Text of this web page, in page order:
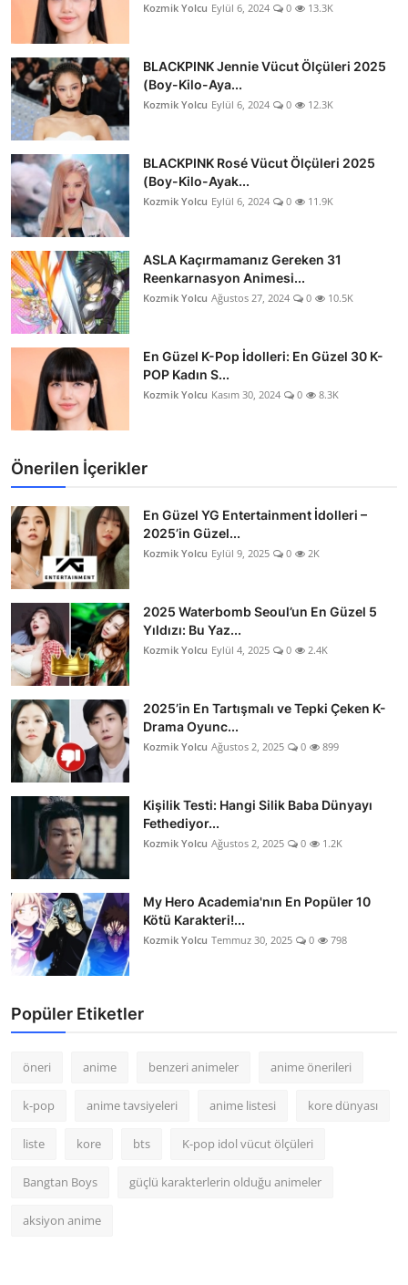
Kozmik Yolcu Eylül 6, 2024 0 13.3K
BLACKPINK Jennie Vücut Ölçüleri 2025
(Boy-Kilo-Aya...
Kozmik Yolcu Eylül 6, 2024 0 12.3K
BLACKPINK Rosé Vücut Ölçüleri 2025
(Boy-Kilo-Ayak...
Kozmik Yolcu Eylül 6, 2024 0 11.9K
ASLA Kaçırmamanız Gereken 31
Reenkarnasyon Animesi...
Kozmik Yolcu Ağustos 27, 2024 0 10.5K
En Güzel K-Pop İdolleri: En Güzel 30 K-
POP Kadın S...
Kozmik Yolcu Kasım 30, 2024 0 8.3K
Önerilen İçerikler
En Güzel YG Entertainment İdolleri –
2025’in Güzel...
Kozmik Yolcu Eylül 9, 2025 0 2K
2025 Waterbomb Seoul’un En Güzel 5
Yıldızı: Bu Yaz...
Kozmik Yolcu Eylül 4, 2025 0 2.4K
2025’in En Tartışmalı ve Tepki Çeken K-
Drama Oyunc...
Kozmik Yolcu Ağustos 2, 2025 0 899
Kişilik Testi: Hangi Silik Baba Dünyayı
Fethediyor...
Kozmik Yolcu Ağustos 2, 2025 0 1.2K
My Hero Academia'nın En Popüler 10
Kötü Karakteri!...
Kozmik Yolcu Temmuz 30, 2025 0 798
Popüler Etiketler
öneri anime benzeri animeler anime önerileri
k-pop anime tavsiyeleri anime listesi kore dünyası
liste kore bts K-pop idol vücut ölçüleri
Bangtan Boys güçlü karakterlerin olduğu animeler
aksiyon anime